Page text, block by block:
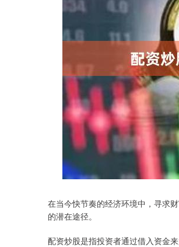
在当今快节奏的经济环境中，寻求
的潜在途径。
配资炒股是指投资者通过借入资金